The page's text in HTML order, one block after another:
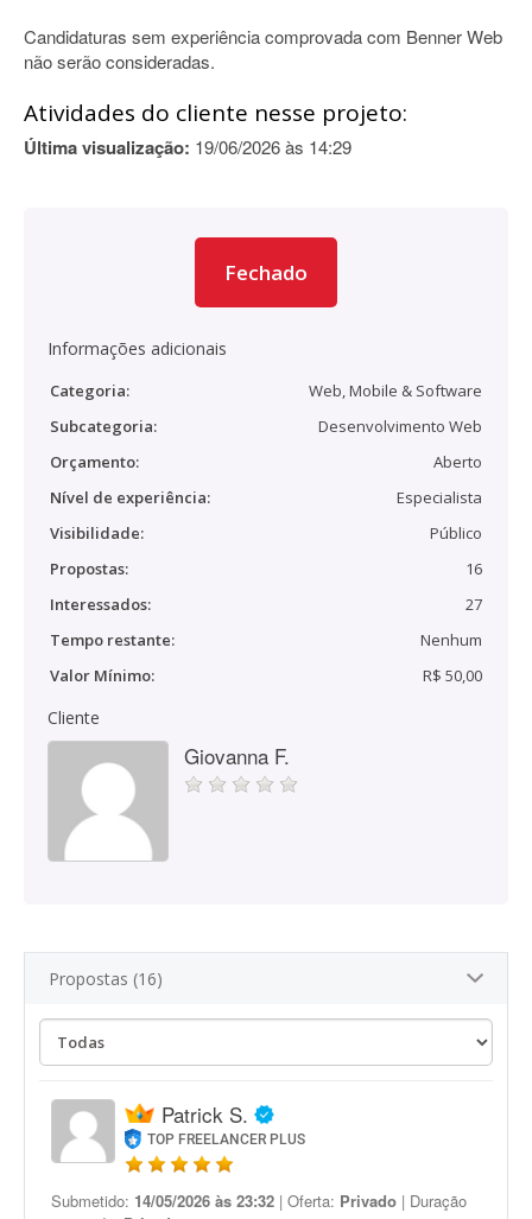
Candidaturas sem experiência comprovada com Benner Web
não serão consideradas.
Atividades do cliente nesse projeto:
Última visualização: 19/06/2026 às 14:29
Fechado
Informações adicionais
Categoria:
Web, Mobile & Software
Subcategoria:
Desenvolvimento Web
Orçamento:
Aberto
Nível de experiência:
Especialista
Visibilidade:
Público
Propostas:
16
Interessados:
27
Tempo restante:
Nenhum
Valor Mínimo:
R$ 50,00
Cliente
Giovanna F.
Propostas (16)
Patrick S.
TOP FREELANCER PLUS
Submetido: 14/05/2026 às 23:32 | Oferta: Privado | Duração